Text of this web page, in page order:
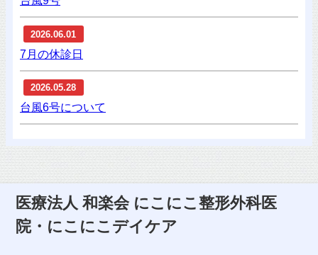
2026.06.01
7月の休診日
2026.05.28
台風6号について
医療法人 和楽会 にこにこ整形外科医
院・にこにこデイケア